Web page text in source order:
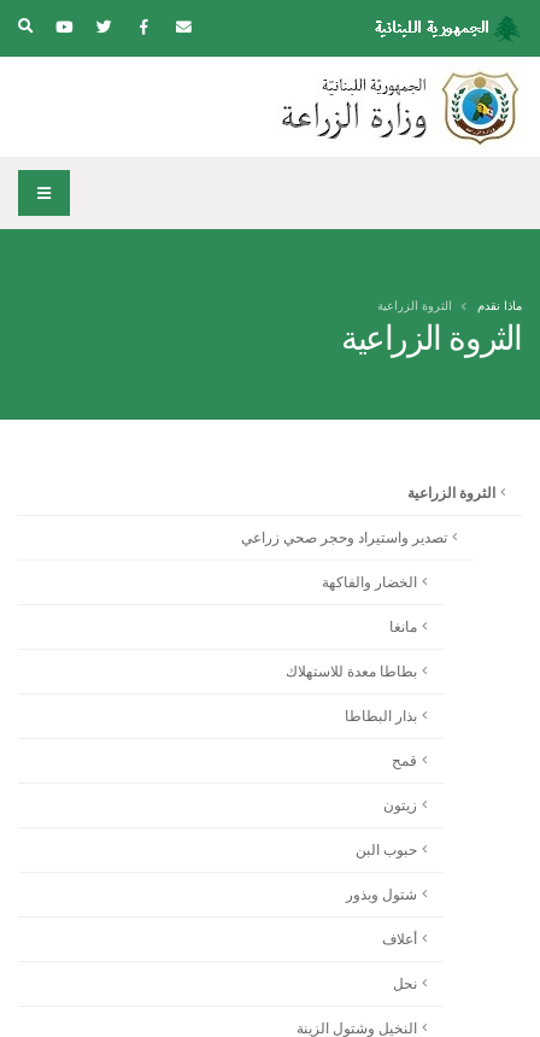
الثروة الزراعية
ماذا نقدم الثروة الزراعية
الثروة الزراعية
تصدير واستيراد وحجر صحي زراعي
الخضار والفاكهة
مانغا
بطاطا معدة للاستهلاك
بذار البطاطا
قمح
زيتون
حبوب البن
شتول وبذور
أعلاف
نحل
النخيل وشتول الزينة